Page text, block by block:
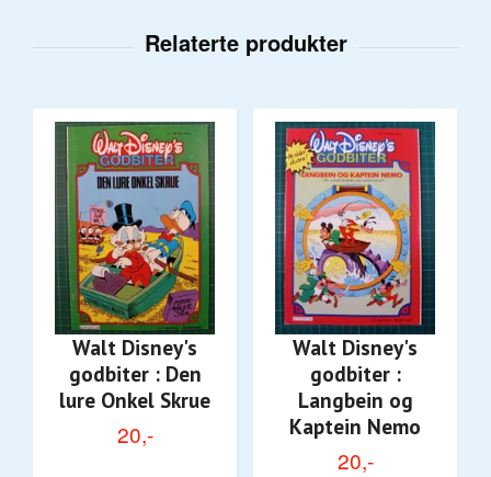
Walt Disney's
godbiter : Den
lure Onkel Skrue
20,-
Walt Disney's
godbiter :
Langbein og
Kaptein Nemo
20,-